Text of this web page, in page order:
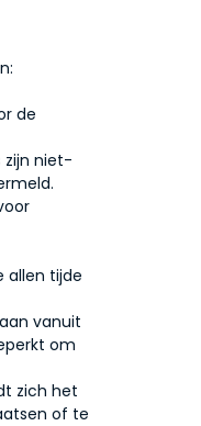
de
zijn niet-
allen tijde
vanuit
om
zich het
of te